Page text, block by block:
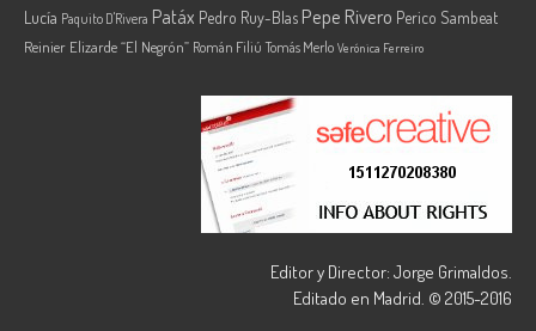
Lucía Paquito D'Rivera Patáx Pedro Ruy-Blas Pepe Rivero Perico Sambeat
Reinier Elizarde “El Negrón” Román Filiú Tomás Merlo Verónica Ferreiro
Editor y Director: Jorge Grimaldos.
Editado en Madrid. © 2015-2016